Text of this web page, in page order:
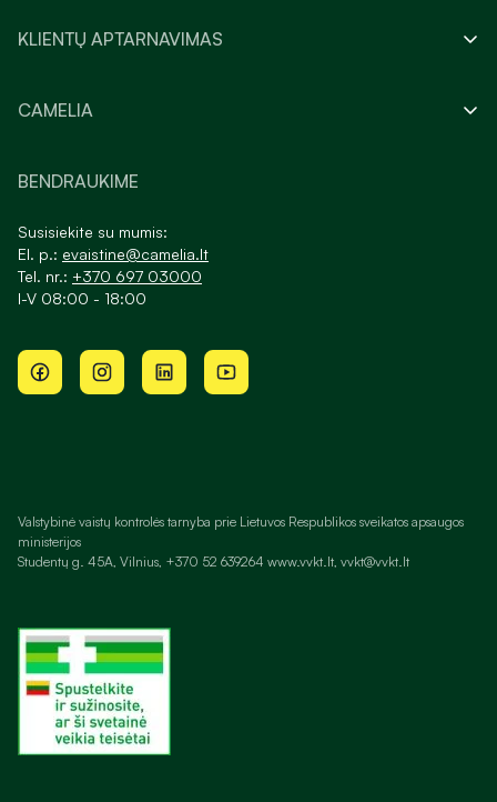
KLIENTŲ APTARNAVIMAS
CAMELIA
BENDRAUKIME
Susisiekite su mumis:
El. p.: evaistine@camelia.lt
Tel. nr.: +370 697 03000
I-V 08:00 - 18:00
Valstybinė vaistų kontrolės tarnyba prie Lietuvos Respublikos sveikatos apsaugos
ministerijos
Studentų g. 45A, Vilnius, +370 52 639264 www.vvkt.lt, vvkt@vvkt.lt